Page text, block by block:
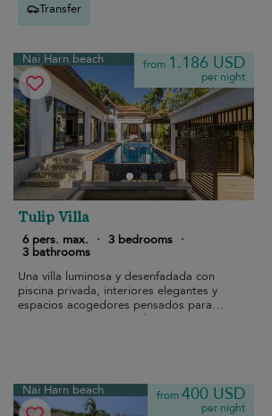
Transfer
Nai Harn beach from 1.186 USD
per night
Tulip Villa
6 pers. max. · 3 bedrooms ·
3 bathrooms
Una villa luminosa y desenfadada con
piscina privada, interiores elegantes y
espacios acogedores pensados para
unas vacaciones tropicales sin prisas.
Nai Harn beach from400 USD
per night